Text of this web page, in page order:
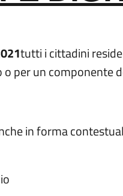
tutti i cittadini
per un componente
in forma